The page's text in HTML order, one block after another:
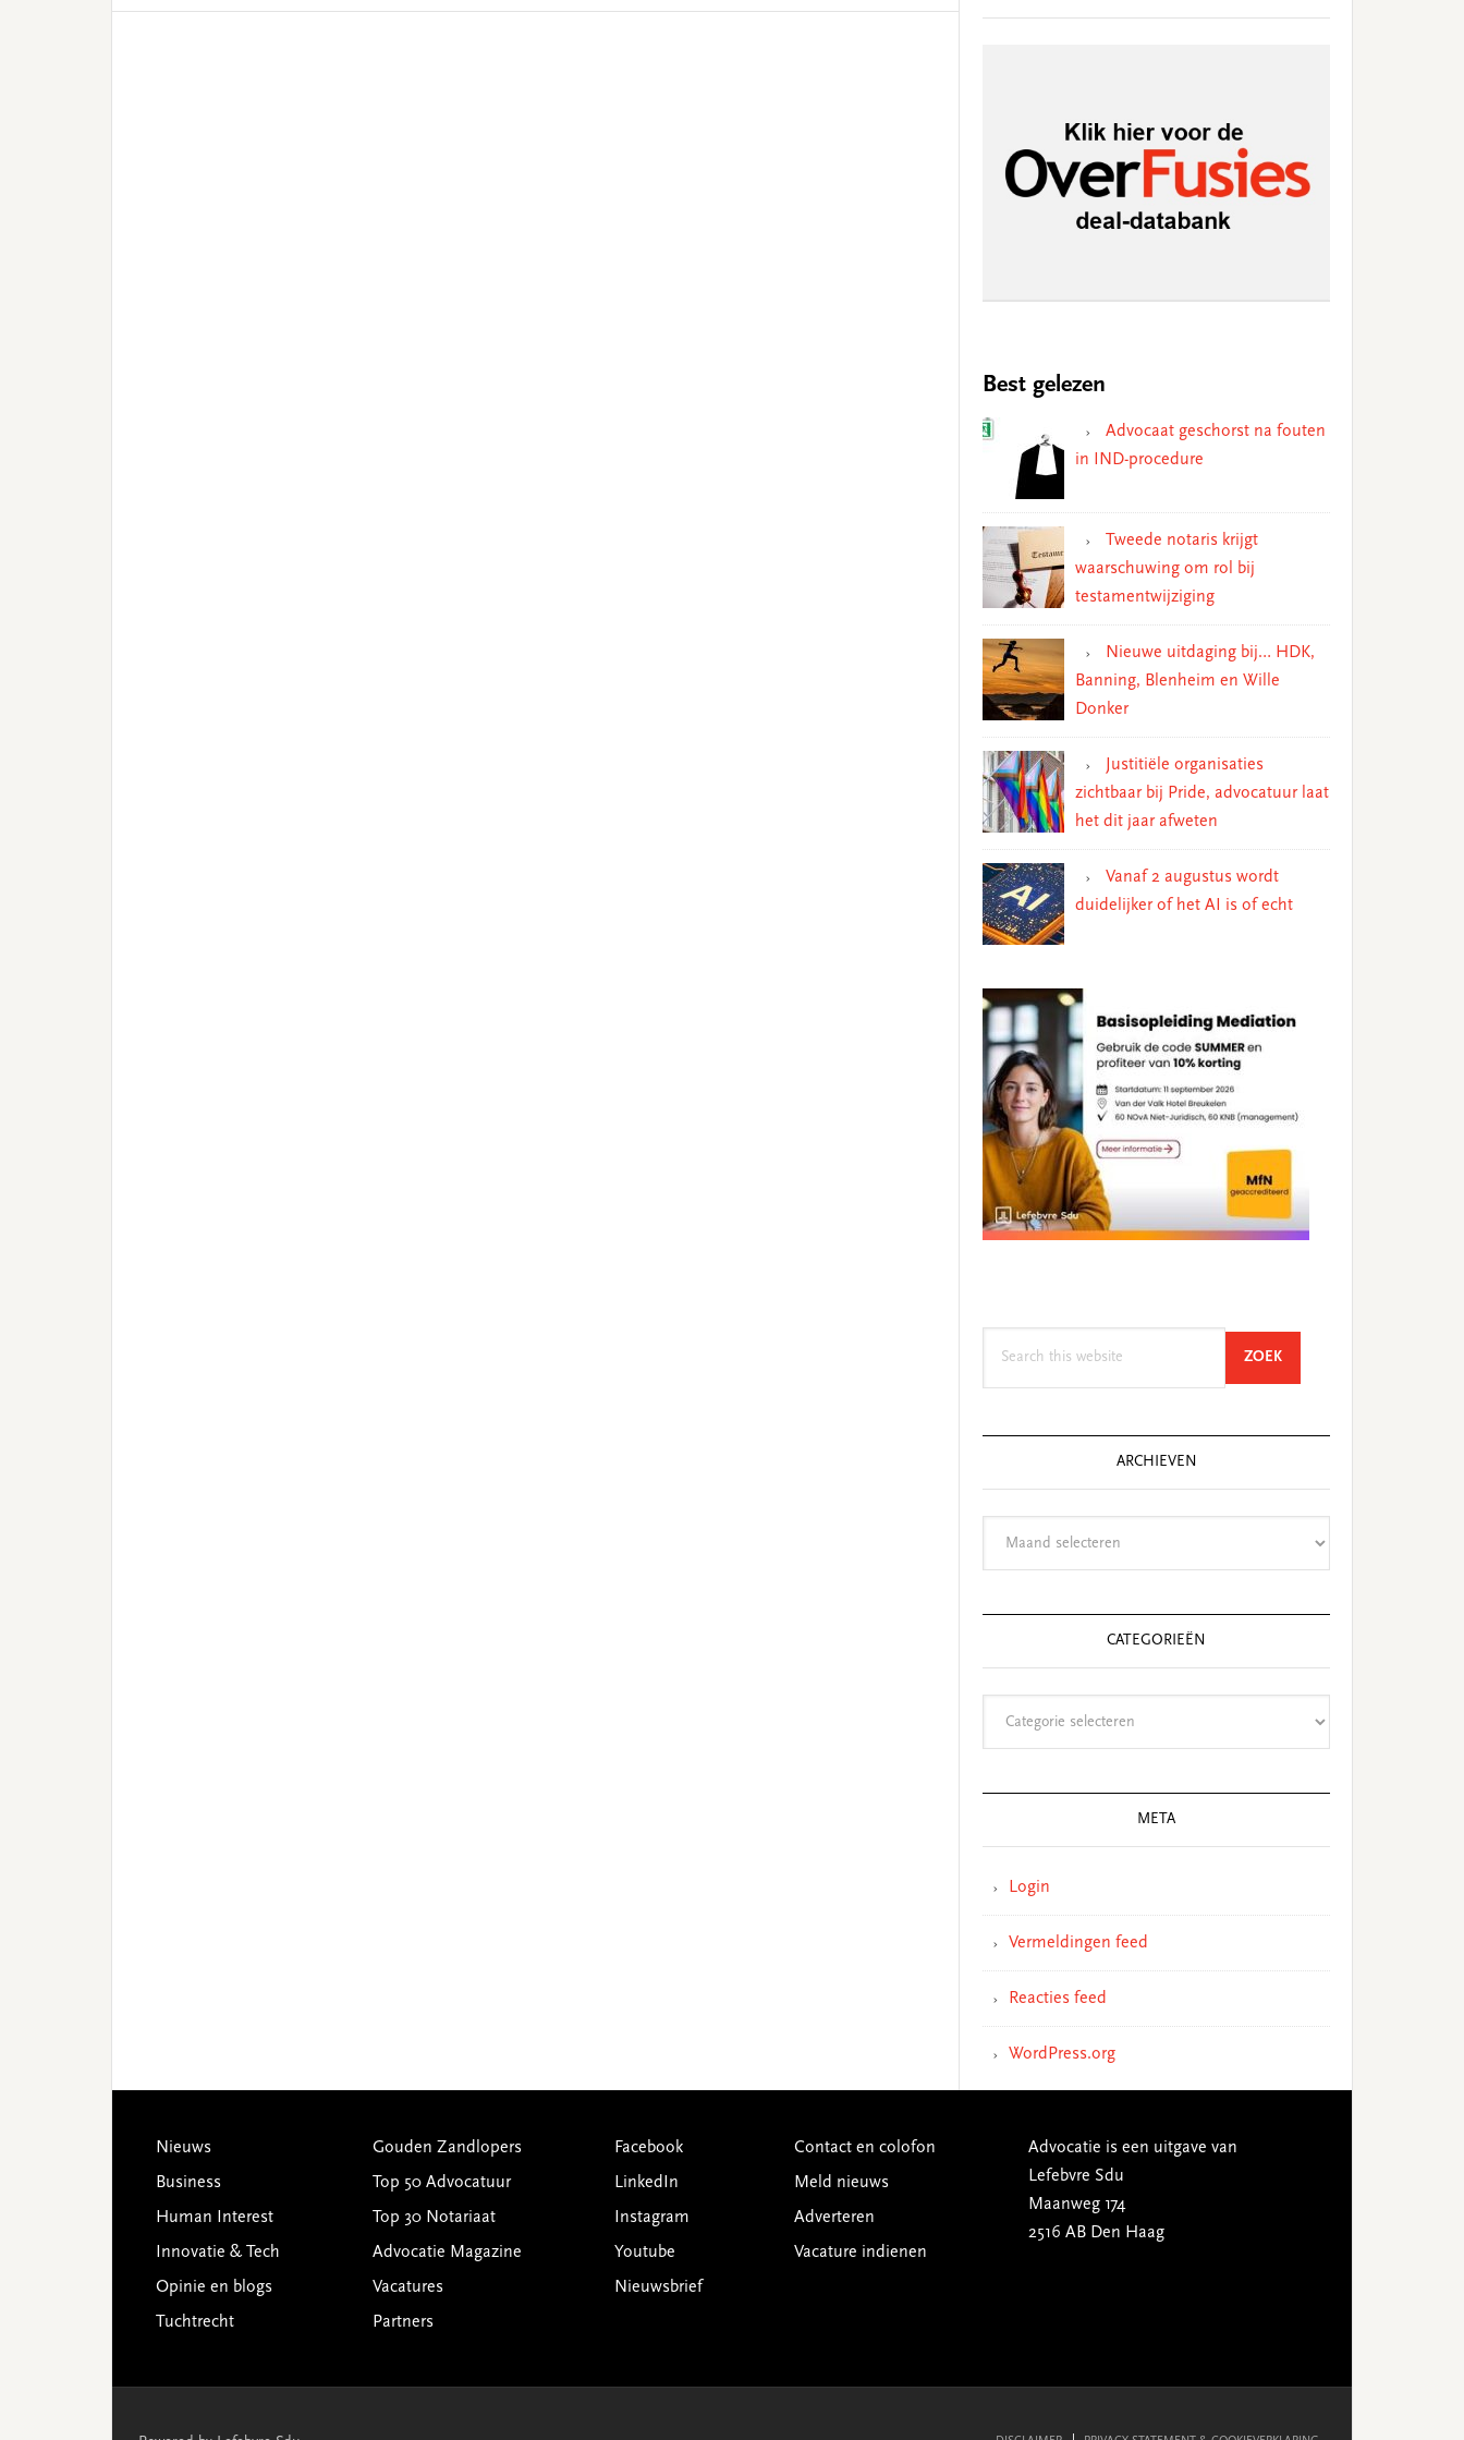
Best gelezen
Advocaat geschorst na fouten
in IND-procedure
Tweede notaris krijgt
waarschuwing om rol bij
testamentwijziging
Nieuwe uitdaging bij… HDK,
Banning, Blenheim en Wille
Donker
Justitiële organisaties
zichtbaar bij Pride, advocatuur laat
het dit jaar afweten
Vanaf 2 augustus wordt
duidelijker of het AI is of echt
ZOEKSEARCH
ARCHIEVEN
CATEGORIEËN
META
Login
Vermeldingen feed
Reacties feed
WordPress.org
Footer
Nieuws
Business
Human Interest
Innovatie & Tech
Opinie en blogs
Tuchtrecht
Gouden Zandlopers
Top 50 Advocatuur
Top 30 Notariaat
Advocatie Magazine
Vacatures
Partners
Facebook
LinkedIn
Instagram
Youtube
Nieuwsbrief
Contact en colofon
Meld nieuws
Adverteren
Vacature indienen
Advocatie is een uitgave van
Lefebvre Sdu
Maanweg 174
2516 AB Den Haag